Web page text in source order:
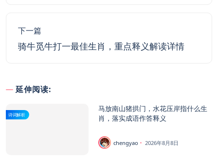
下一篇
骑牛觅牛打一最佳生肖，重点释义解读详情
延伸阅读:
诗词解析
马放南山猪拱门，水花压岸指什么生
肖，落实成语作答释义
chengyao 2026年8月8日